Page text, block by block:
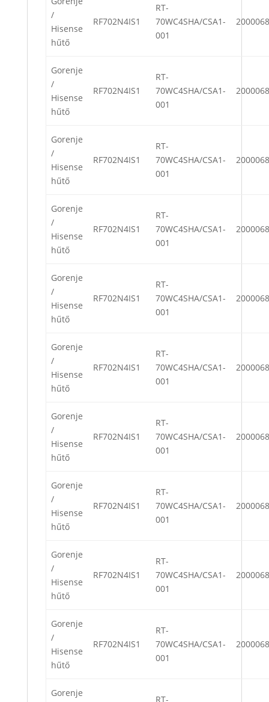
/
Hisense
hűtő
RF702N4IS1
RT-
70WC4SHA/CSA1-
001
Gorenje
/
Hisense
hűtő
RF702N4IS1
RT-
70WC4SHA/CSA1-
001
Gorenje
/
Hisense
hűtő
RF702N4IS1
RT-
70WC4SHA/CSA1-
001
Gorenje
/
Hisense
hűtő
RF702N4IS1
RT-
70WC4SHA/CSA1-
001
Gorenje
/
Hisense
hűtő
RF702N4IS1
RT-
70WC4SHA/CSA1-
001
Gorenje
/
Hisense
hűtő
RF702N4IS1
RT-
70WC4SHA/CSA1-
001
Gorenje
/
Hisense
hűtő
RF702N4IS1
RT-
70WC4SHA/CSA1-
001
Gorenje
/
Hisense
hűtő
RF702N4IS1
RT-
70WC4SHA/CSA1-
001
Gorenje
/
Hisense
hűtő
RF702N4IS1
RT-
70WC4SHA/CSA1-
001
Gorenje
/
Hisense
hűtő
RF702N4IS1
RT-
70WC4SHA/CSA1-
001
Gorenje
RT-